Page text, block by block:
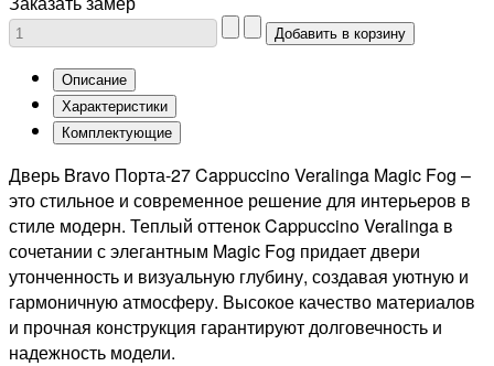
Описание
Характеристики
Комплектующие
Дверь Bravo Порта-27 Cappuccino Veralinga Magic Fog –
это стильное и современное решение для интерьеров в
стиле модерн. Теплый оттенок Cappuccino Veralinga в
сочетании с элегантным Magic Fog придает двери
утонченность и визуальную глубину, создавая уютную и
гармоничную атмосферу. Высокое качество материалов
и прочная конструкция гарантируют долговечность и
надежность модели.